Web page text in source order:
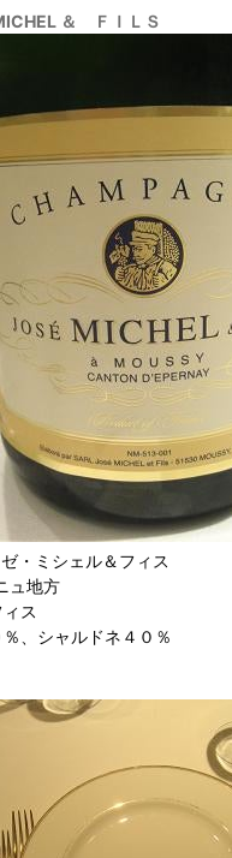
＆ ＦＩＬＳ
・ミシェル＆フィス
ュ地方
ス
、シャルドネ４０％